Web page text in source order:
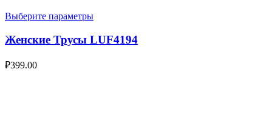
Выберите параметры
Женские Трусы LUF4194
₽399.00